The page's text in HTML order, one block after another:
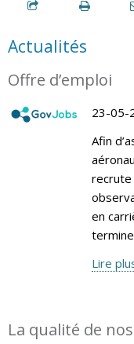
Actualités
Offre d’emploi
23-05-
Afin
recrute
en
Lire
La qualité de